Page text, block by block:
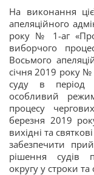
На виконання
апеляційного
року № 1-аг «Про
виборчого
Восьмого
січня 2019 року №
суду в період
особливий
процесу
березня 2019
вихідні та
забезпечити
рішення судів
округу у строки та